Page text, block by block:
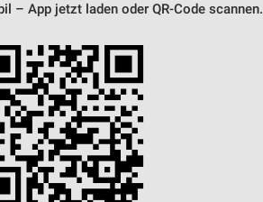
– App jetzt laden oder QR-Code scannen.
von Daten aus verschiedenen